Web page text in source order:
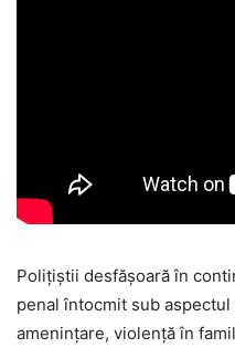
Polițiștii desfășoară în
penal întocmit sub
amenințare, violență în